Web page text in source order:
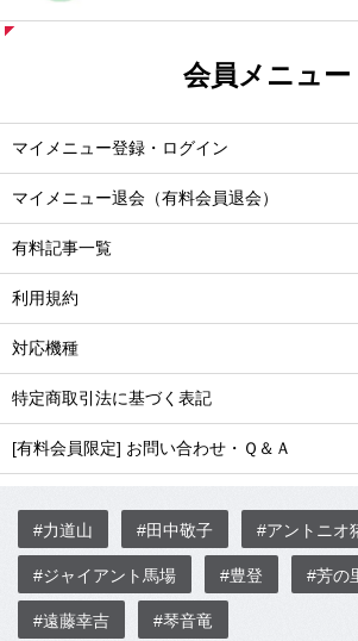
会員メニュー
マイメニュー登録・ログイン
マイメニュー退会（有料会員退会）
有料記事一覧
利用規約
対応機種
特定商取引法に基づく表記
[有料会員限定] お問い合わせ・Ｑ＆Ａ
#力道山 #田中敬子 #アントニオ
#ジャイアント馬場 #豊登 #芳の
#遠藤幸吉 #琴音竜